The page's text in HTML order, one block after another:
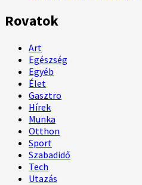
Rovatok
Art
Egészség
Egyéb
Élet
Gasztro
Hírek
Munka
Otthon
Sport
Szabadidő
Tech
Utazás